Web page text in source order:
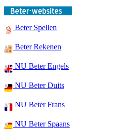
Beter Spellen
Beter Rekenen
NU Beter Engels
NU Beter Duits
NU Beter Frans
NU Beter Spaans